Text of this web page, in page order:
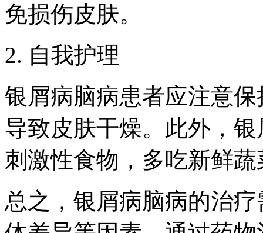
免损伤皮肤。
2. 自我护理
银屑病脑病患者应注意
导致皮肤干燥。此外，
刺激性食物，多吃新鲜
总之，银屑病脑病的治